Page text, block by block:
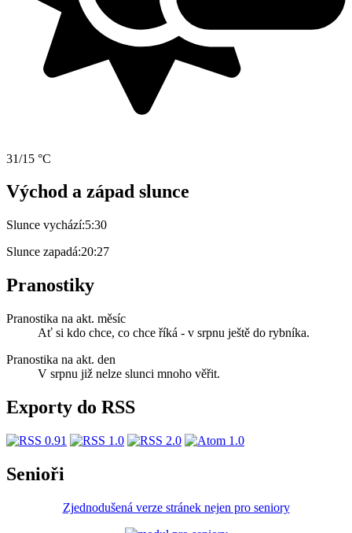
31/15 °C
Východ a západ slunce
Slunce vychází:5:30
Slunce zapadá:20:27
Pranostiky
Pranostika na akt. měsíc
Ať si kdo chce, co chce říká - v srpnu ještě do rybníka.
Pranostika na akt. den
V srpnu již nelze slunci mnoho věřit.
Exporty do RSS
Senioři
Zjednodušená verze stránek nejen pro seniory